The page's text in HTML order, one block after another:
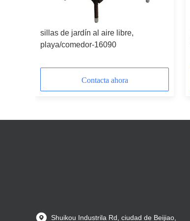
sillas de jardín al aire libre,
playa/comedor-16090
Contacta ahora
Shuikou Industrila Rd, ciudad de Beijiao,